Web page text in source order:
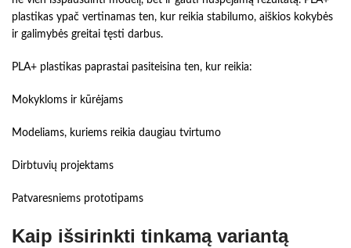
plastikas ypač vertinamas ten, kur reikia stabilumo, aiškios kokybės
ir galimybės greitai tęsti darbus.
PLA+ plastikas paprastai pasiteisina ten, kur reikia:
Mokykloms ir kūrėjams
Modeliams, kuriems reikia daugiau tvirtumo
Dirbtuvių projektams
Patvaresniems prototipams
Kaip išsirinkti tinkamą variantą